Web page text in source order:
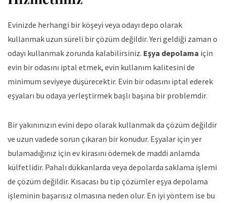
Evinizde herhangi bir köşeyi veya odayı depo olarak
kullanmak uzun süreli bir çözüm değildir. Yeri geldiği zaman o
odayı kullanmak zorunda kalabilirsiniz. Eşya depolama için
evin bir odasını iptal etmek, evin kullanım kalitesini de
minimum seviyeye düşürecektir. Evin bir odasını iptal ederek
eşyaları bu odaya yerleştirmek başlı başına bir problemdir.
Bir yakınınızın evini depo olarak kullanmak da çözüm değildir
ve uzun vadede sorun çıkaran bir konudur. Eşyalar için yer
bulamadığınız için ev kirasını ödemek de maddi anlamda
külfetlidir. Pahalı dükkanlarda veya depolarda saklama işlemi
de çözüm değildir. Kısacası bu tip çözümler eşya depolama
işleminin başarısız olmasına neden olur. En iyi yöntem ise bu